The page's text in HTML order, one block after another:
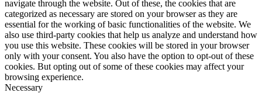
navigate through the website. Out of these, the cookies that are
categorized as necessary are stored on your browser as they are
essential for the working of basic functionalities of the website. We
also use third-party cookies that help us analyze and understand how
you use this website. These cookies will be stored in your browser
only with your consent. You also have the option to opt-out of these
cookies. But opting out of some of these cookies may affect your
browsing experience.
Necessary